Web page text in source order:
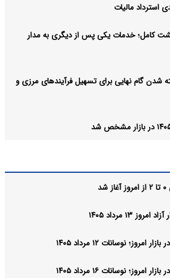
کامل؛ خدمات یکی پس از دیگری به مدار
شدن گام نهایی برای تسهیل فرآیندهای مرزی و
۱۳ مرداد ۱۴۰۵
نوسانات ۱۲ مرداد ۱۴۰۵
نوسانات ۱۶ مرداد ۱۴۰۵